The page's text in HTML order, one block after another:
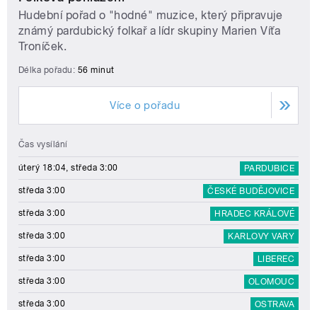
Hudební pořad o "hodné" muzice, který připravuje
známý pardubický folkař a lídr skupiny Marien Víťa
Troníček.
Délka pořadu: 56 minut
Více o pořadu
Čas vysílání
úterý 18:04, středa 3:00 PARDUBICE
středa 3:00 ČESKÉ BUDĚJOVICE
středa 3:00 HRADEC KRÁLOVÉ
středa 3:00 KARLOVY VARY
středa 3:00 LIBEREC
středa 3:00 OLOMOUC
středa 3:00 OSTRAVA